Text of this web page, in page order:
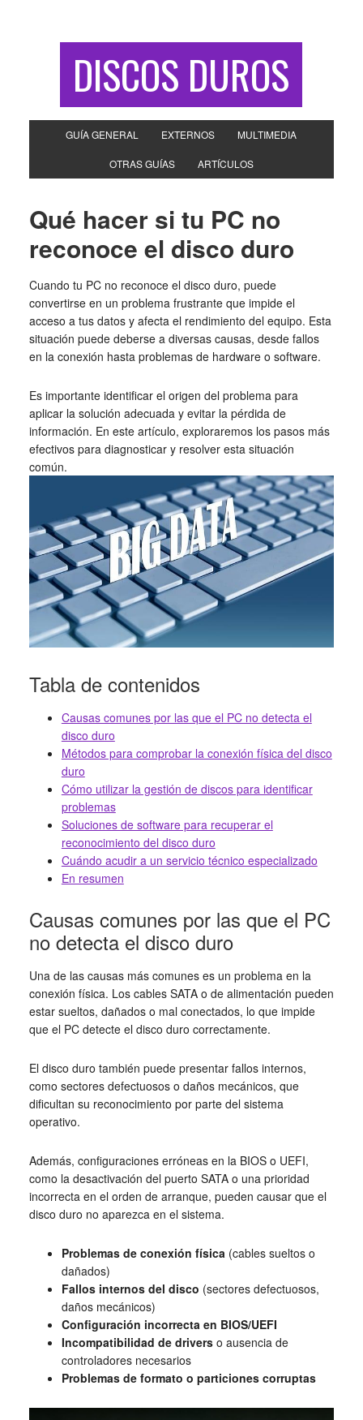
DISCOS DUROS
GUÍA GENERAL EXTERNOS MULTIMEDIA
OTRAS GUÍAS ARTÍCULOS
Qué hacer si tu PC no
reconoce el disco duro
Cuando tu PC no reconoce el disco duro, puede
convertirse en un problema frustrante que impide el
acceso a tus datos y afecta el rendimiento del equipo. Esta
situación puede deberse a diversas causas, desde fallos
en la conexión hasta problemas de hardware o software.
Es importante identificar el origen del problema para
aplicar la solución adecuada y evitar la pérdida de
información. En este artículo, exploraremos los pasos más
efectivos para diagnosticar y resolver esta situación
común.
Tabla de contenidos
Causas comunes por las que el PC no detecta el
disco duro
Métodos para comprobar la conexión física del disco
duro
Cómo utilizar la gestión de discos para identificar
problemas
Soluciones de software para recuperar el
reconocimiento del disco duro
Cuándo acudir a un servicio técnico especializado
En resumen
Causas comunes por las que el PC
no detecta el disco duro
Una de las causas más comunes es un problema en la
conexión física. Los cables SATA o de alimentación pueden
estar sueltos, dañados o mal conectados, lo que impide
que el PC detecte el disco duro correctamente.
El disco duro también puede presentar fallos internos,
como sectores defectuosos o daños mecánicos, que
dificultan su reconocimiento por parte del sistema
operativo.
Además, configuraciones erróneas en la BIOS o UEFI,
como la desactivación del puerto SATA o una prioridad
incorrecta en el orden de arranque, pueden causar que el
disco duro no aparezca en el sistema.
Problemas de conexión física (cables sueltos o
dañados)
Fallos internos del disco (sectores defectuosos,
daños mecánicos)
Configuración incorrecta en BIOS/UEFI
Incompatibilidad de driverso ausencia de
controladores necesarios
Problemas de formato o particiones corruptas